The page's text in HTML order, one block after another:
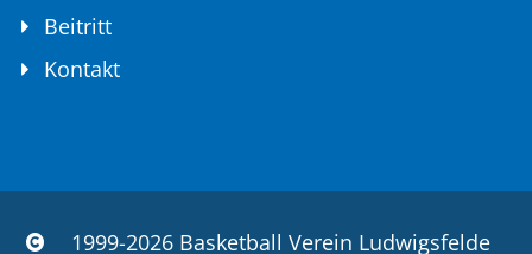
Beitritt
Kontakt
1999-2026 Basketball Verein Ludwigsfelde